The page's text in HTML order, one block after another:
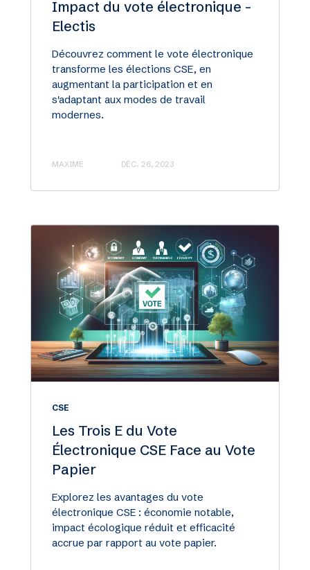
Impact du vote électronique -
Electis
Découvrez comment le vote électronique
transforme les élections CSE, en
augmentant la participation et en
s'adaptant aux modes de travail
modernes.
MAXIME DÉC. 26, 2023
CSE
Les Trois E du Vote
Électronique CSE Face au Vote
Papier
Explorez les avantages du vote
électronique CSE : économie notable,
impact écologique réduit et efficacité
accrue par rapport au vote papier.